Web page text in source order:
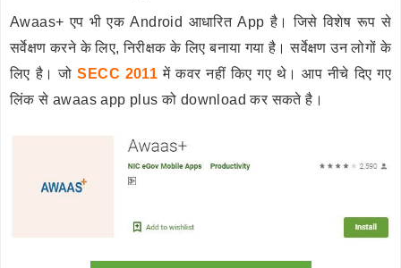
Awaas+ एप भी एक Android आधारित App है। जिसे विशेष रूप से
सर्वेक्षण करने के लिए, निरीक्षक के लिए बनाया गया है। सर्वेक्षण उन लोगों के
लिए है। जोSECC 2011 में कवर नहीं किए गए थे। आप नीचे दिए गए
लिंक से awaas app plus को download कर सकते है।